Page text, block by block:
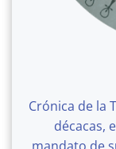
Crónica de la
décacas,